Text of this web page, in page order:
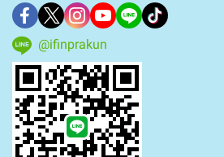
@ifinprakun